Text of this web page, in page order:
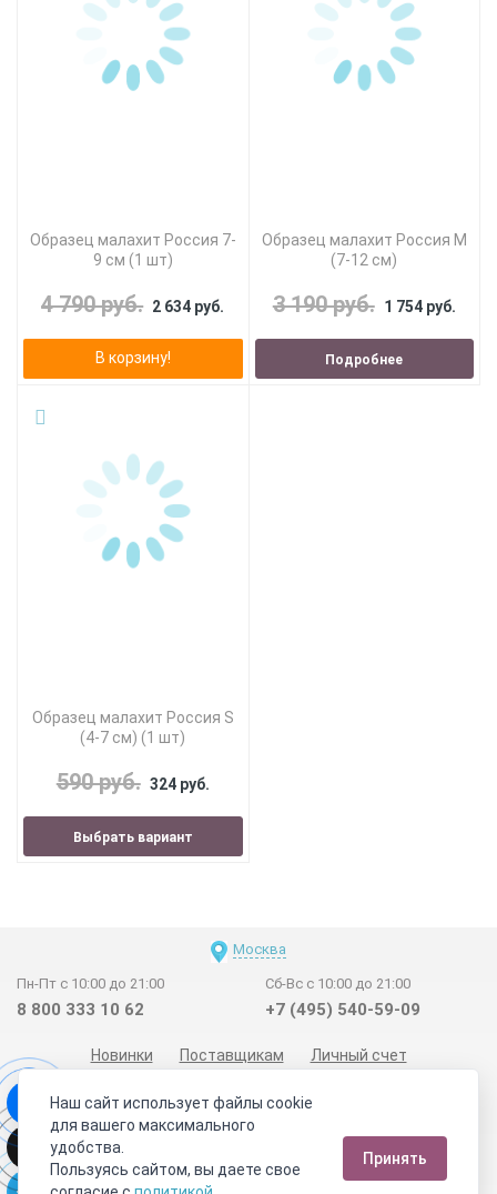
Образец малахит Россия 7-
9 см (1 шт)
4 790 руб. 2 634 руб.
В корзину!
Образец малахит Россия M
(7-12 см)
3 190 руб. 1 754 руб.
Подробнее
Образец малахит Россия S
(4-7 см) (1 шт)
590 руб. 324 руб.
Выбрать вариант
Москва
Пн-Пт с 10:00 до 21:00
8 800 333 10 62
Сб-Вс с 10:00 до 21:00
+7 (495) 540-59-09
Новинки Поставщикам
Личный счет
Отзывы покупателей
Сертификаты
Обратная связь
СОУТ
Телеграм
Max
Наш сайт использует файлы cookie
для вашего максимального
удобства.
Пользуясь сайтом, вы даете свое
Принять